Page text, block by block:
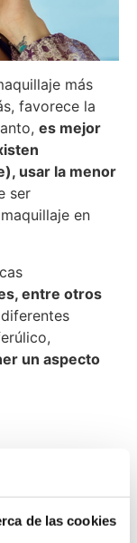
de las cookies
más
favorece la
es mejor
usar la menor
ser
en
entre otros
un aspecto